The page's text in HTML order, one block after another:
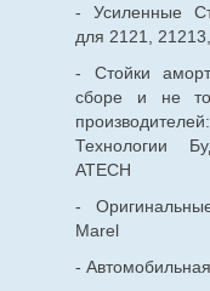
- Усиленные
для 2121,
- Стойки
сборе и не
Технологии
ATECH
-
Marel
-